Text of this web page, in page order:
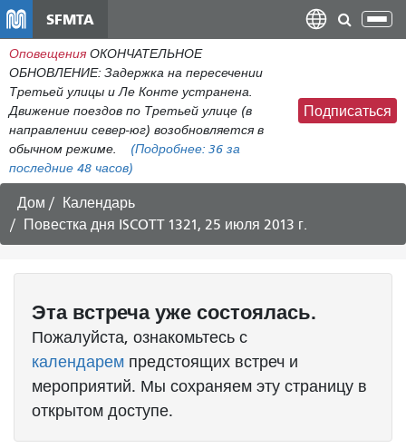
содержанию
SFMTA
Оповещения ОКОНЧАТЕЛЬНОЕ
ОБНОВЛЕНИЕ: Задержка на пересечении
Третьей улицы и Ле Конте устранена.
Движение поездов по Третьей улице (в
направлении север-юг) возобновляется в
обычном режиме.
(Подробнее: 36 за
последние 48 часов)
Подписаться
Дом
Календарь
Повестка дня ISCOTT 1321, 25 июля 2013 г.
Эта встречауже состоялась.
Пожалуйста, ознакомьтесь с
календарем предстоящих встреч и
мероприятий. Мы сохраняем эту страницу в
открытом доступе.